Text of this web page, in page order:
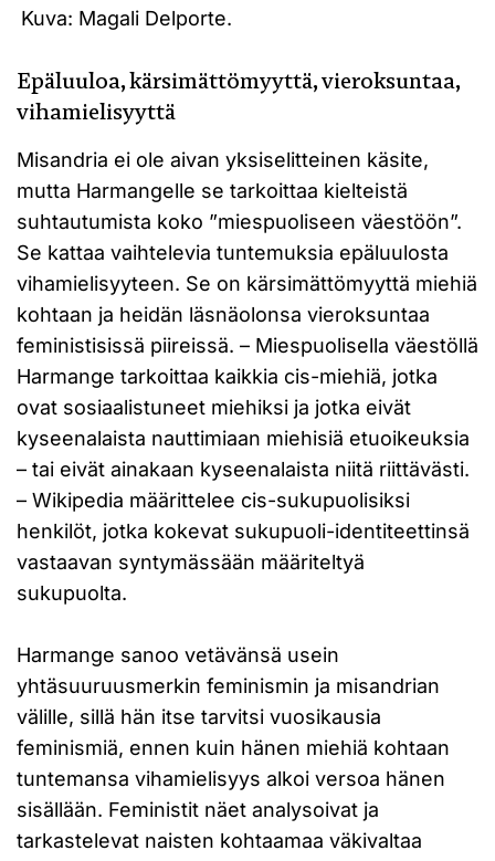
Kuva: Magali Delporte.
Epäluuloa, kärsimättömyyttä, vieroksuntaa,
vihamielisyyttä
Misandria ei ole aivan yksiselitteinen käsite,
mutta Harmangelle se tarkoittaa kielteistä
suhtautumista koko ”miespuoliseen väestöön”.
Se kattaa vaihtelevia tuntemuksia epäluulosta
vihamielisyyteen. Se on kärsimättömyyttä miehiä
kohtaan ja heidän läsnäolonsa vieroksuntaa
feministisissä piireissä. – Miespuolisella väestöllä
Harmange tarkoittaa kaikkia cis-miehiä, jotka
ovat sosiaalistuneet miehiksi ja jotka eivät
kyseenalaista nauttimiaan miehisiä etuoikeuksia
– tai eivät ainakaan kyseenalaista niitä riittävästi.
– Wikipedia määrittelee cis-sukupuolisiksi
henkilöt, jotka kokevat sukupuoli-identiteettinsä
vastaavan syntymässään määriteltyä
sukupuolta.
Harmange sanoo vetävänsä usein
yhtäsuuruusmerkin feminismin ja misandrian
välille, sillä hän itse tarvitsi vuosikausia
feminismiä, ennen kuin hänen miehiä kohtaan
tuntemansa vihamielisyys alkoi versoa hänen
sisällään. Feministit näet analysoivat ja
tarkastelevat naisten kohtaamaa väkivaltaa